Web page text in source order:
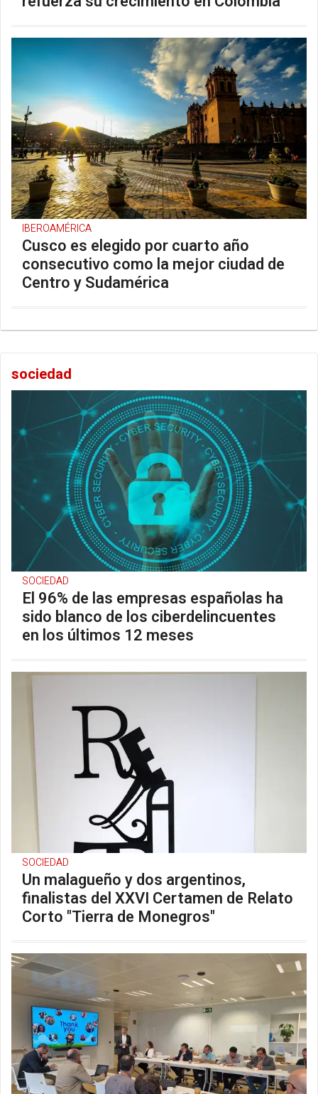
IBEROAMÉRICA
Cusco es elegido por cuarto año
consecutivo como la mejor ciudad de
Centro y Sudamérica
sociedad
SOCIEDAD
El 96% de las empresas españolas ha
sido blanco de los ciberdelincuentes
en los últimos 12 meses
SOCIEDAD
Un malagueño y dos argentinos,
finalistas del XXVI Certamen de Relato
Corto "Tierra de Monegros"